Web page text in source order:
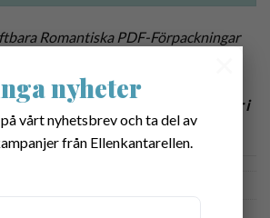
nyheter
på vårt nyhetsbrev och ta del av
från Ellenkantarellen.
Romantiska PDF-Förpackningar
på dina handgjorda Rundlar!
kommer du automatiskt att kunna
med dina nya fina mallar som kommer i